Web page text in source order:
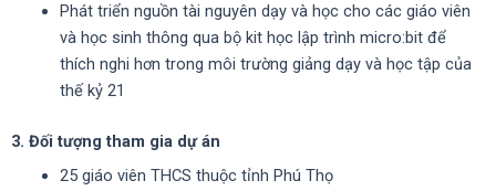
Phát triển nguồn tài nguyên dạy và học cho các giáo viên
và học sinh thông qua bộ kit học lập trình micro:bit để
thích nghi hơn trong môi trường giảng dạy và học tập của
thế kỷ 21
3. Đối tượng tham gia dự án
25 giáo viên THCS thuộc tỉnh Phú Thọ